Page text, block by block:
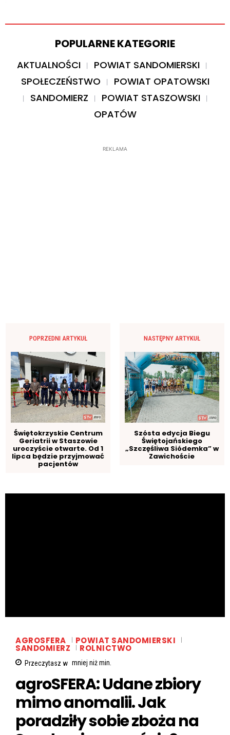
POPULARNE KATEGORIE
AKTUALNOŚCI
POWIAT SANDOMIERSKI
SPOŁECZEŃSTWO
POWIAT OPATOWSKI
SANDOMIERZ
POWIAT STASZOWSKI
OPATÓW
REKLAMA
POPRZEDNI ARTYKUŁ
Świętokrzyskie Centrum
Geriatrii w Staszowie
uroczyście otwarte. Od 1
lipca będzie przyjmować
pacjentów
NASTĘPNY ARTYKUŁ
Szósta edycja Biegu
Świętojańskiego
„Szczęśliwa Siódemka” w
Zawichoście